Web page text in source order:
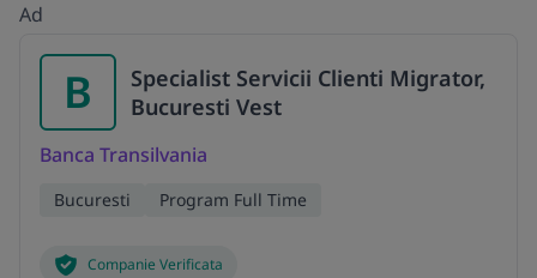
Ad
B
Specialist Servicii Clienti Migrator,
Bucuresti Vest
Banca Transilvania
Bucuresti Program Full Time
Companie Verificata